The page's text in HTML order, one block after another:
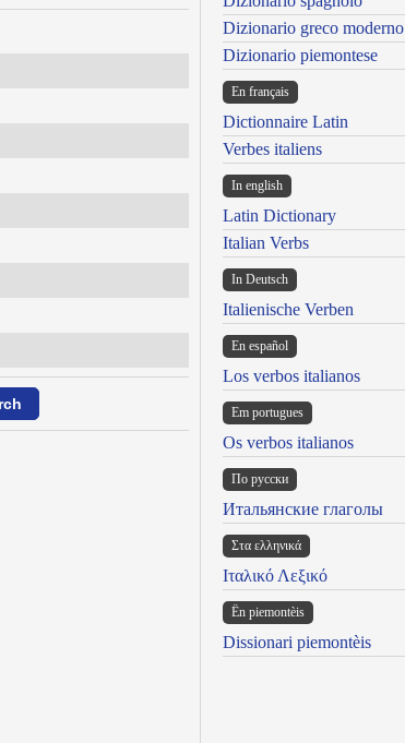
Dizionario greco moderno
Dizionario piemontese
En français
Dictionnaire Latin
Verbes italiens
In english
Latin Dictionary
Italian Verbs
In Deutsch
Italienische Verben
En español
Los verbos italianos
Em portugues
Os verbos italianos
По русски
Итальянские глаголы
Στα ελληνικά
Ιταλικό Λεξικό
Ën piemontèis
Dissionari piemontèis